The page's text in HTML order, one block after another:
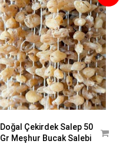
Doğal Çekirdek Salep 50
Gr Meşhur Bucak Salebi